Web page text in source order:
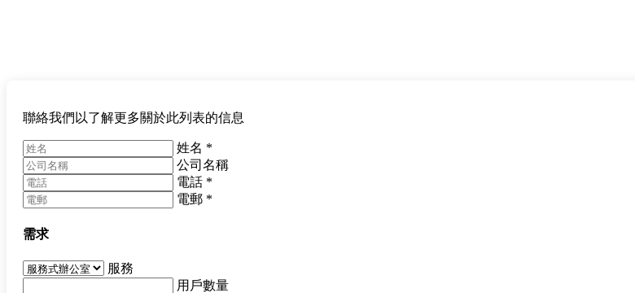
聯絡我們以了解更多關於此列表的信息
姓名 *
公司名稱
電話 *
電郵 *
需求
服務
用戶數量